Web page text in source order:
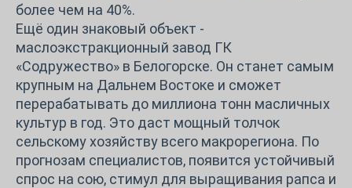
более чем на 40%.
Ещё один знаковый объект -
маслоэкстракционный завод ГК
«Содружество» в Белогорске. Он станет самым
крупным на Дальнем Востоке и сможет
перерабатывать до миллиона тонн масличных
культур в год. Это даст мощный толчок
сельскому хозяйству всего макрорегиона. По
прогнозам специалистов, появится устойчивый
спрос на сою, стимул для выращивания рапса и